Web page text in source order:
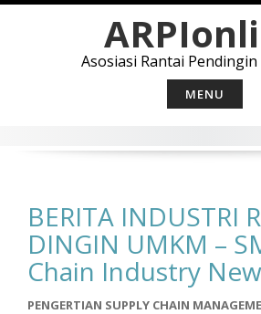
Asosiasi Rantai
MENU
BERITA INDUSTRI
DINGIN UMKM –
Chain Industry
PENGERTIAN SUPPLY CHAIN